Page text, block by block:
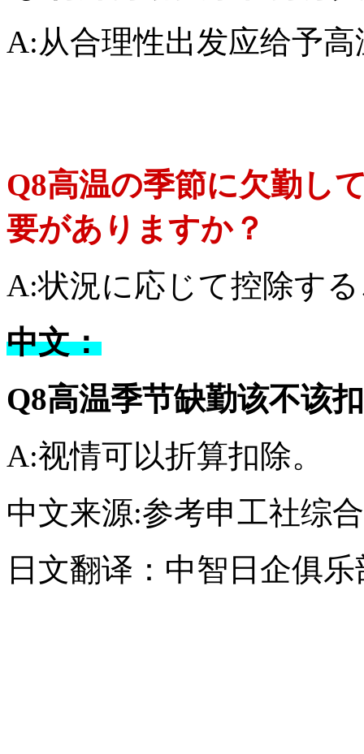
A:从合理性出发应给予高
Q8高温の季節に欠勤し
要がありますか？
A:状況に応じて控除す
中文：
Q8高温季节缺勤该不该
A:视情可以折算扣除。
中文来源:参考申工社综
日文翻译：中智日企俱